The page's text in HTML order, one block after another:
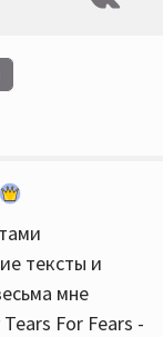
тексты и
мне
For Fears -